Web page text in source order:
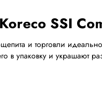
SSI
и торговли
в упаковку и украшают